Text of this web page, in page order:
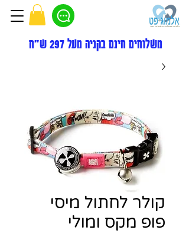
משלוחים חינם בקניה מעל 297 ש"ח
קולר לחתול מיסי
פופ מקס ומולי